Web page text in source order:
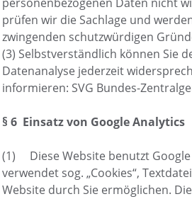
personenbezogenen Daten nicht
prüfen wir die Sachlage und
zwingenden schutzwürdigen
(3) Selbstverständlich können Sie
Datenanalyse jederzeit
informieren: SVG Bundes-
§ 6 Einsatz von Google Analytics
(1) Diese Website benutzt Google
verwendet sog. „Cookies“,
Website durch Sie ermöglichen.